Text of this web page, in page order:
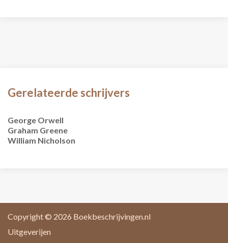
Gerelateerde schrijvers
George Orwell
Graham Greene
William Nicholson
Copyright © 2026 Boekbeschrijvingen.nl
Uitgeverijen